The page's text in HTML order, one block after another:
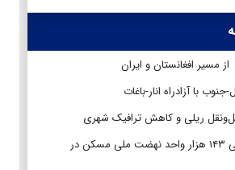
مسیر افغانستان و ایران
با آزادراه انار-باغات
ریلی و کاهش ترافیک شهری
انجام عملیات عمرانی ۱۴۳ هزار واحد نهضت ملی مسکن در